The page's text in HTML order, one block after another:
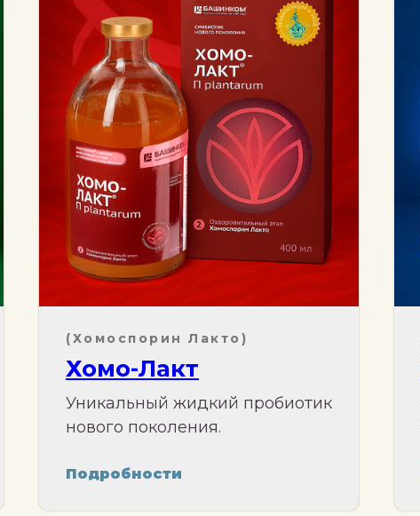
(Хомоспорин Лакто)
Хомо-Лакт
Уникальный жидкий пробиотик
нового поколения.
Подробности